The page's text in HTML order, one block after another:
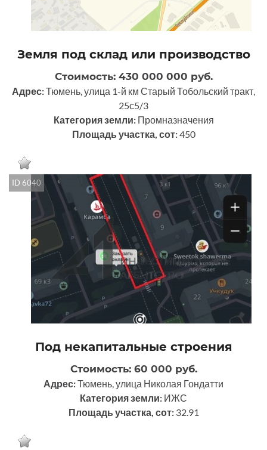
Земля под склад или производство
Стоимость: 430 000 000 руб.
Адрес:Тюмень, улица 1-й км Старый Тобольский тракт,
25с5/3
Категория земли: Промназначения
Площадь участка, сот:450
ID 6040
Под некапитальные строения
Стоимость: 60 000 руб.
Адрес:Тюмень, улица Николая Гондатти
Категория земли: ИЖС
Площадь участка, сот: 32.91